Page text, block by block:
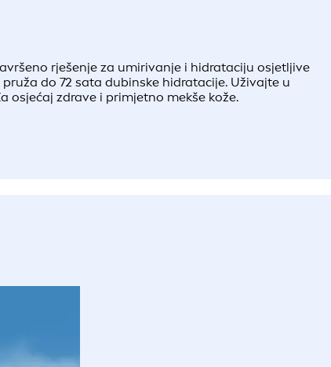
rješenje za umirivanje i hidrataciju osjetljive
do 72 sata dubinske hidratacije. Uživajte u
osjećaj zdrave i primjetno mekše kože.